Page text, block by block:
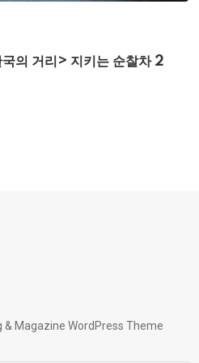
의 거리> 지키는 순찰차 2
Magazine WordPress Theme